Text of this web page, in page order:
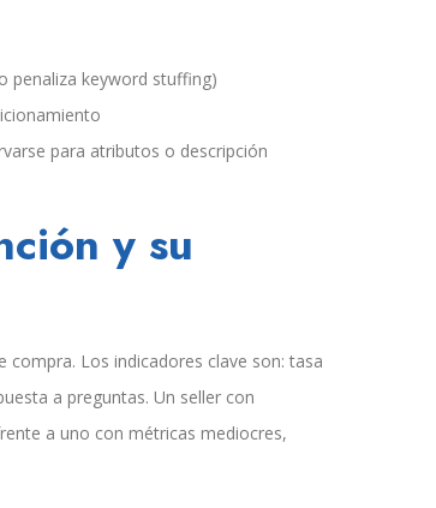
penaliza keyword stuffing)
para atributos o descripción
y su
Los indicadores clave son: tasa
a preguntas. Un seller con
a uno con métricas mediocres,